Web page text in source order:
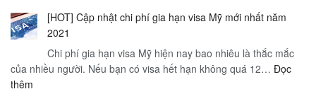
Sapa
sương
–
chính
cư
theo
diện
[HOT] Cập nhật chi phí gia hạn visa Mỹ mới nhất năm
2021
Chi phí gia hạn visa Mỹ hiện nay bao nhiêu là thắc mắc
của nhiều người. Nếu bạn có visa hết hạn không quá 12… Đọc
thêm